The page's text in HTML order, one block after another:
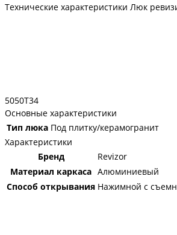
Технические характеристики Люк
5050Т34
Основные характеристики
Тип люка Под плитку/керамогранит
Характеристики
Бренд
Revizor
Материал каркаса Алюминиевый
Способ открывания Нажимной с